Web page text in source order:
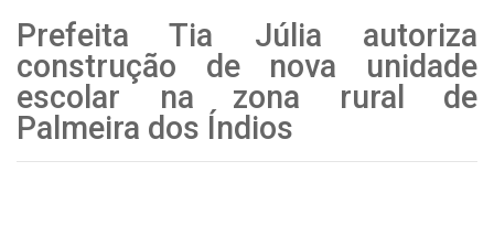
Prefeita Tia Júlia autoriza
construção de nova unidade
escolar na zona rural de
Palmeira dos Índios